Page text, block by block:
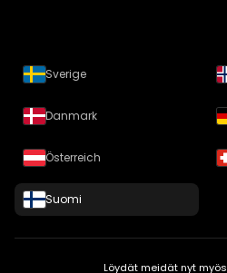
Sverige
Danmark
Österreich
Suomi
Löydät meidät nyt myös